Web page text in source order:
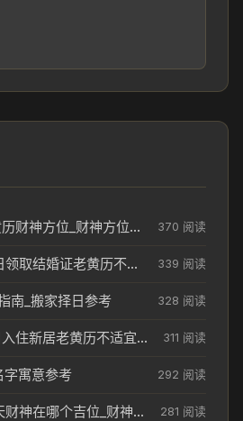
2026年04月11日老黄历财神方位_财神方位与供奉讲究 370 阅读
今天2026年04月18日领取结婚证老黄历不适合吗_领证日期参考 339 阅读
南_搬家择日参考 328 阅读
今日2026年04月11日入住新居老黄历不适宜吗_搬家择日参考 311 阅读
字寓意参考 292 阅读
2026年04月12日今天财神在哪个吉位_财神方位参考 281 阅读